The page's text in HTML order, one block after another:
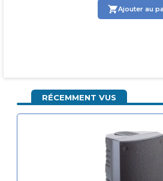
Ajouter au panier
RÉCEMMENT VUS